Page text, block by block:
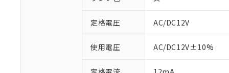
定格電圧 AC/DC12V
使用電圧 AC/DC12V±10%
ご利用条件
以下の条件をお
対応予定：EU
対応予定なし：
調査・確認中：
非該当品：ライセ
※1 中国